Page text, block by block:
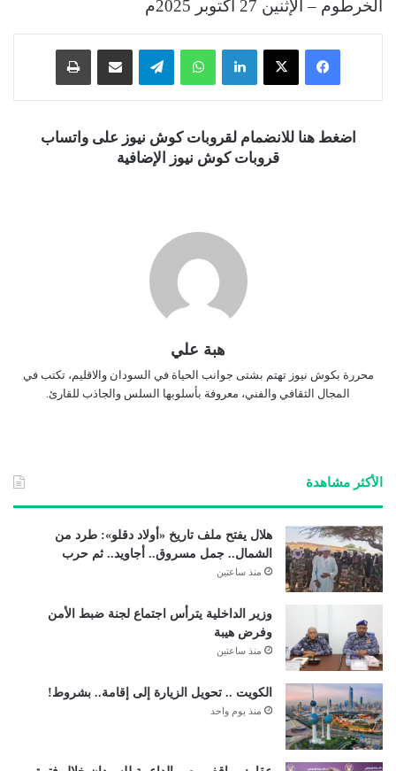
الخرطوم – الإثنين 27 أكتوبر 2025م
فيسبوك ‫X لينكدإن واتساب تيلقرام
اضغط هنا للانضمام لقروبات كوش نيوز على واتساب
قروبات كوش نيوز الإضافية
هبة علي
محررة بكوش نيوز تهتم بشتى جوانب الحياة في السودان والاقليم، تكتب في
المجال الثقافي والفني، معروفة بأسلوبها السلس والجاذب للقارئ.
الأكثر مشاهدة
هلال يفتح ملف تاريخ «أولاد دقلو»: طرد من
الشمال.. جمل مسروق.. أجاويد.. ثم حرب
منذ ساعتين
وزير الداخلية يترأس اجتماع لجنة ضبط الأمن
وفرض هيبة
منذ ساعتين
الكويت .. تحويل الزيارة إلى إقامة.. بشروط!
منذ يوم واحد